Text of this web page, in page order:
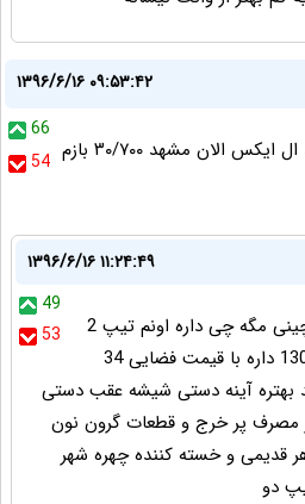
۱۳۹۶/۶/۱۶ ۰۹:۵۳:۴۲
66
54 خریدار نیست تو بازار. سمند ال ایکس الان مشهد ۳۰/۷۰۰ بازم
۱۳۹۶/۶/۱۶ ۱۱:۲۴:۴۹
49
53
سلام همگی واقعا 206 چینی مگه چی داره اونم تیپ 2
اسباب بازی که موتور 1300 داره با قیمت فضایی 34
بهتره آینه دستی شیشه عقب دستی
پر خرج و قطعات گرون نون
قدیمی و خسته کننده چهره شهر
دو